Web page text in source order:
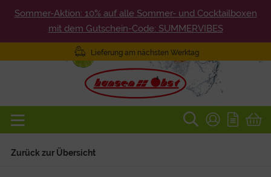
Sommer-Aktion: 10% auf alle Sommer- und Cocktailboxen
mit dem Gutschein-Code: SUMMERVIBES
Lieferung am nächsten Werktag
Zurück zur Übersicht